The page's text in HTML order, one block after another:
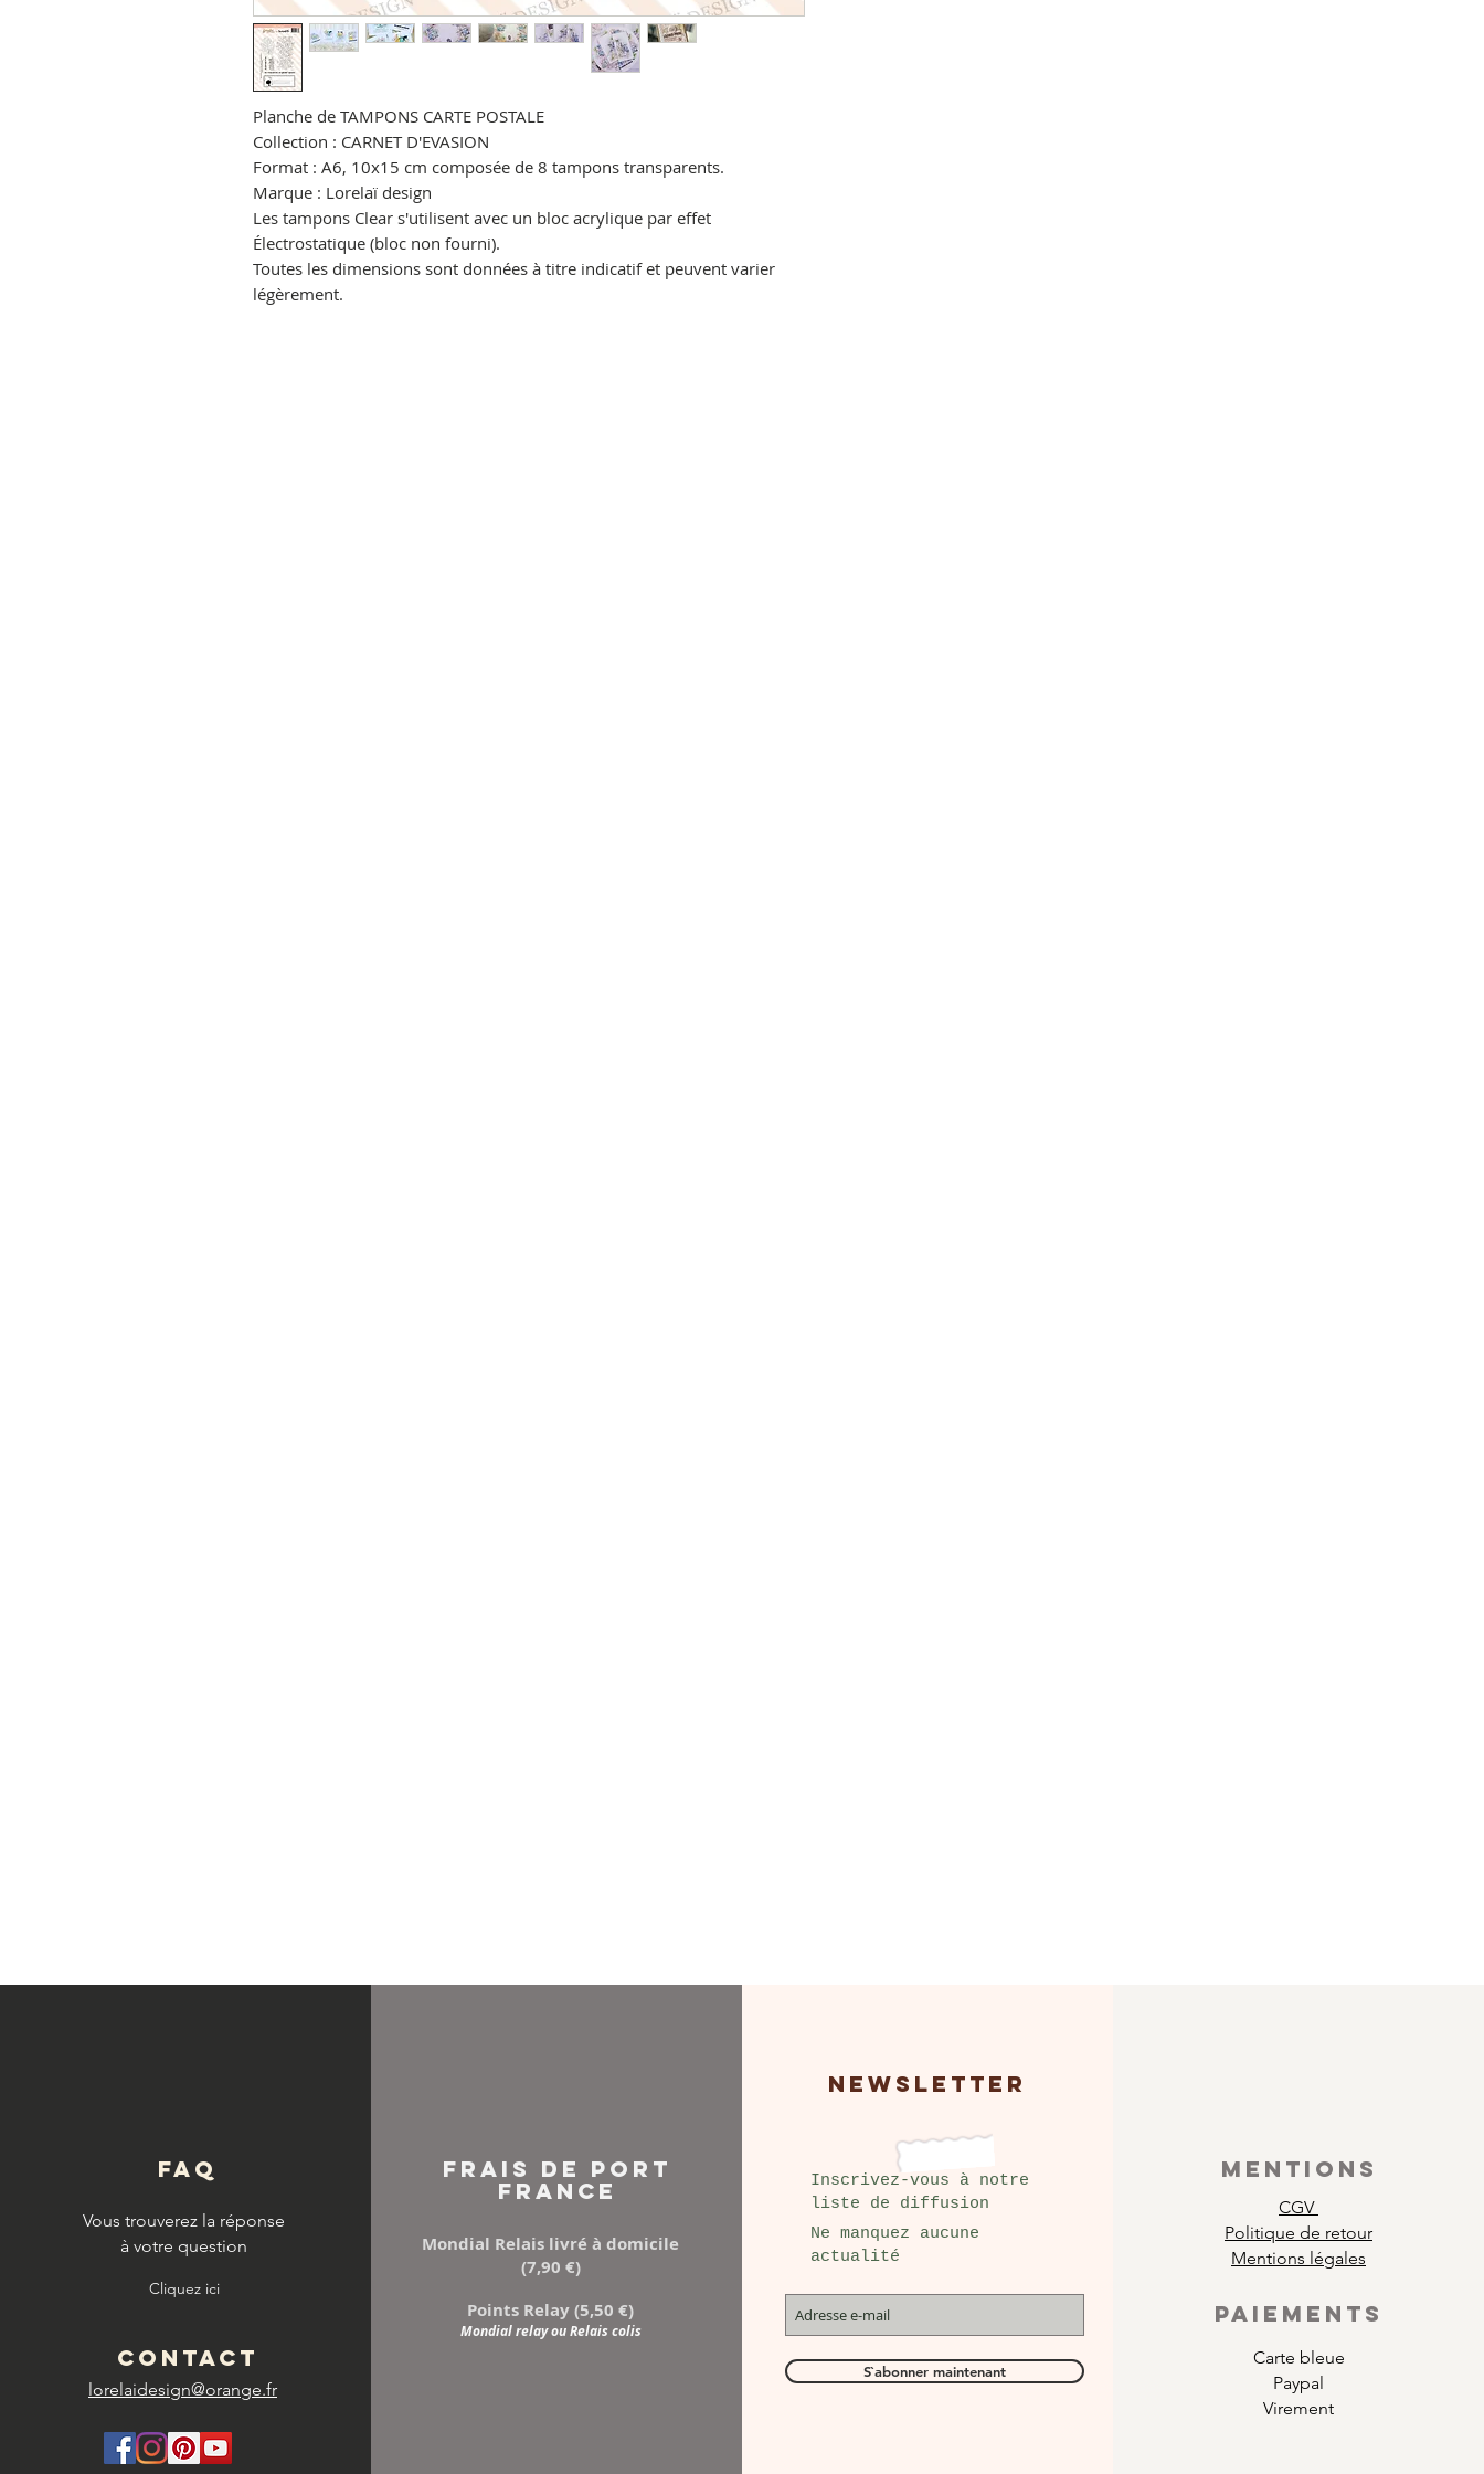
Planche de TAMPONS CARTE POSTALE
Collection : CARNET D'EVASION
Format : A6, 10x15 cm composée de 8 tampons transparents.
Marque : Lorelaï design
Les tampons Clear s'utilisent avec un bloc acrylique par effet
Électrostatique (bloc non fourni).
Toutes les dimensions sont données à titre indicatif et peuvent varier
légèrement.
FAQ
Vous trouverez la réponse
à votre question
Cliquez ici
CONTACT
lorelaidesign@orange.fr
FRAIS DE PORT
FRANCE
Mondial Relais livré à domicile
(7,90 €)
Points Relay (5,50 €)
Mondial relay ou Relais colis
NEWSLETTER
Inscrivez-vous à notre
liste de diffusion
Ne manquez aucune
actualité
S`abonner maintenant
MENTIONS
CGV
Politique de retour
Mentions légales
PAIEMENTS
Carte bleue
Paypal
Virement